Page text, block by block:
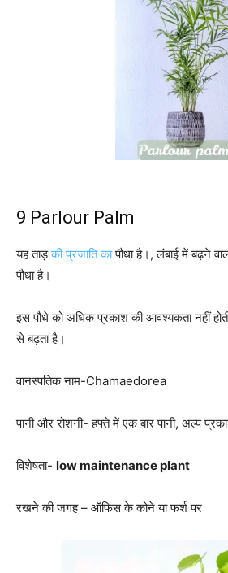
9 Parlour Palm
यह ताड़की प्रजाति कापौधा है।, लंबाई में बढ़ने
पौधा है।
इस पौधे को अधिक प्रकाश की आवश्यकता नहीं
से बढ़ता है।
वानस्पतिक नाम-Chamaedorea
पानी और रोशनी- हफ्ते में एक बार पानी, अल्प
विशेषता- low maintenance plant
रखने की जगह – ऑफिस के कोने या फर्श पर